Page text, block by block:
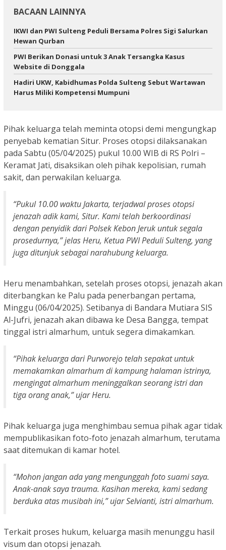
BACAAN LAINNYA
IKWI dan PWI Sulteng Peduli Bersama Polres Sigi Salurkan
Hewan Qurban
PWI Berikan Donasi untuk 3 Anak Tersangka Kasus
Website di Donggala
Hadiri UKW, Kabidhumas Polda Sulteng Sebut Wartawan
Harus Miliki Kompetensi Mumpuni
Pihak keluarga telah meminta otopsi demi mengungkap
penyebab kematian Situr. Proses otopsi dilaksanakan
pada Sabtu (05/04/2025) pukul 10.00 WIB di RS Polri –
Keramat Jati, disaksikan oleh pihak kepolisian, rumah
sakit, dan perwakilan keluarga.
“Pukul 10.00 waktu Jakarta, terjadwal proses otopsi
jenazah adik kami, Situr. Kami telah berkoordinasi
dengan penyidik dari Polsek Kebon Jeruk untuk segala
prosedurnya,” jelas Heru, Ketua PWI Peduli Sulteng, yang
juga ditunjuk sebagai narahubung keluarga.
Heru menambahkan, setelah proses otopsi, jenazah akan
diterbangkan ke Palu pada penerbangan pertama,
Minggu (06/04/2025). Setibanya di Bandara Mutiara SIS
Al-Jufri, jenazah akan dibawa ke Desa Bangga, tempat
tinggal istri almarhum, untuk segera dimakamkan.
“Pihak keluarga dari Purworejo telah sepakat untuk
memakamkan almarhum di kampung halaman istrinya,
mengingat almarhum meninggalkan seorang istri dan
tiga orang anak,” ujar Heru.
Pihak keluarga juga menghimbau semua pihak agar tidak
mempublikasikan foto-foto jenazah almarhum, terutama
saat ditemukan di kamar hotel.
“Mohon jangan ada yang mengunggah foto suami saya.
Anak-anak saya trauma. Kasihan mereka, kami sedang
berduka atas musibah ini,” ujar Selvianti, istri almarhum.
Terkait proses hukum, keluarga masih menunggu hasil
visum dan otopsi jenazah.